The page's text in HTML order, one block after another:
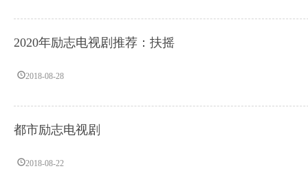
2020年励志电视剧推荐：扶摇
2018-08-28
都市励志电视剧
2018-08-22